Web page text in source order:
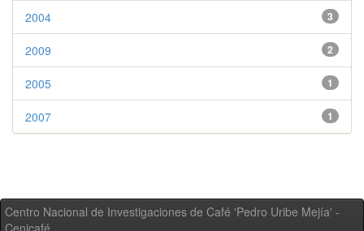
3
2004
2
2009
1
2005
1
2007
Centro Nacional de Investigaciones de Café 'Pedro Uribe Mejía' -
Cenicafé